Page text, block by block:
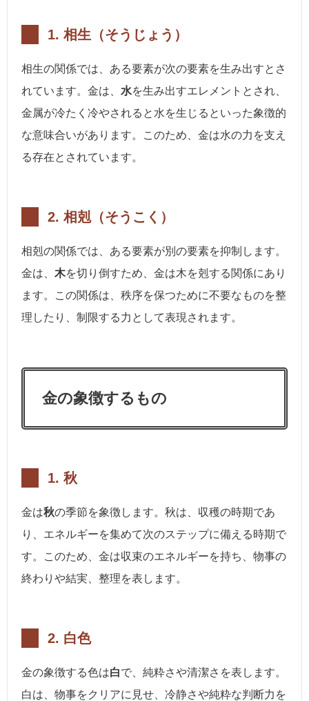
1. 相生（そうじょう）
相生の関係では、ある要素が次の要素を生み出すとさ
れています。金は、 水を生み出すエレメントとされ、
金属が冷たく冷やされると水を生じるといった象徴的
な意味合いがあります。このため、金は水の力を支え
る存在とされています。
2. 相剋（そうこく）
相剋の関係では、ある要素が別の要素を抑制します。
金は、 木を切り倒すため、金は木を剋する関係にあり
ます。この関係は、秩序を保つために不要なものを整
理したり、制限する力として表現されます。
金の象徴するもの
1. 秋
金は秋の季節を象徴します。秋は、収穫の時期であ
り、エネルギーを集めて次のステップに備える時期で
す。このため、金は収束のエネルギーを持ち、物事の
終わりや結実、整理を表します。
2. 白色
金の象徴する色は白で、純粋さや清潔さを表します。
白は、物事をクリアに見せ、冷静さや純粋な判断力を